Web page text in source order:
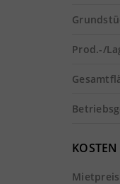
Prod.-/
KOSTEN
Mietpreis